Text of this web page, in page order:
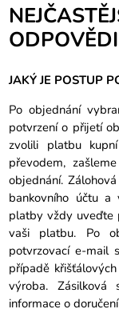
ODPOVĚDI
JAKÝ JE POSTUP
Po objednání
potvrzení o přijetí
zvolili platbu
převodem,
objednání.
bankovního účtu
platby vždy uveďte
vaši platbu. Po
potvrzovací e-mail
případě
výroba.
informace o